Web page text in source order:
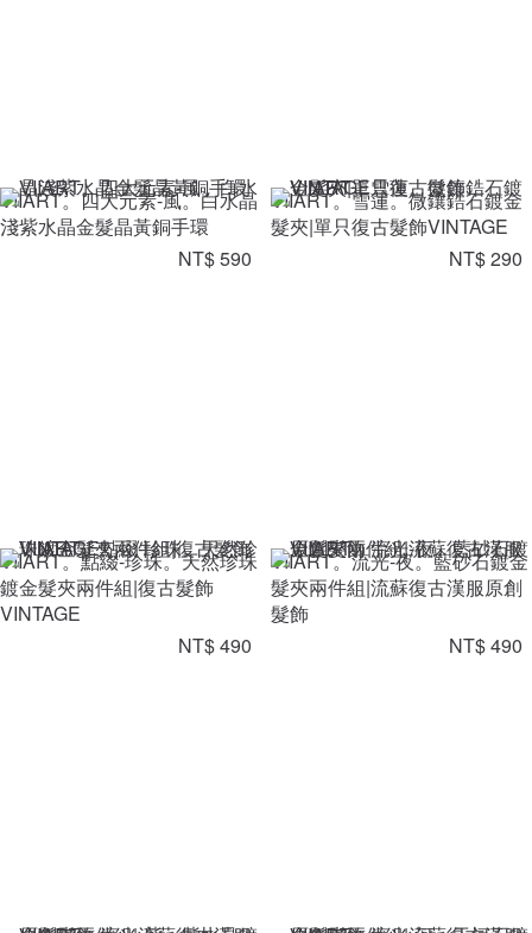
VIIART。四大元素-風。白水晶
淺紫水晶金髮晶黃銅手環
NT$ 590
VIIART。雪蓮。微鑲鋯石鍍金
髮夾|單只復古髮飾VINTAGE
NT$ 290
VIIART。點綴-珍珠。天然珍珠
鍍金髮夾兩件組|復古髮飾
VINTAGE
NT$ 490
VIIART。流光-夜。藍砂石鍍金
髮夾兩件組|流蘇復古漢服原創
髮飾
NT$ 490